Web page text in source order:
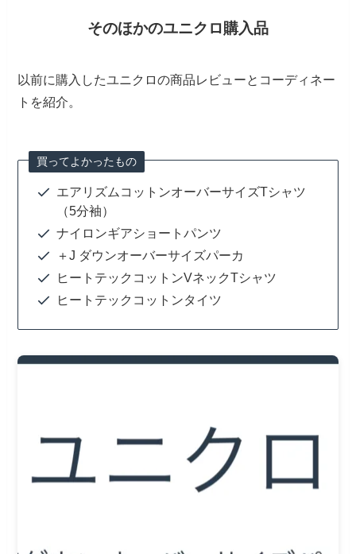
そのほかのユニクロ購入品
以前に購入したユニクロの商品レビューとコーディネー
トを紹介。
買ってよかったもの
エアリズムコットンオーバーサイズTシャツ
（5分袖）
ナイロンギアショートパンツ
＋J ダウンオーバーサイズパーカ
ヒートテックコットンVネックTシャツ
ヒートテックコットンタイツ